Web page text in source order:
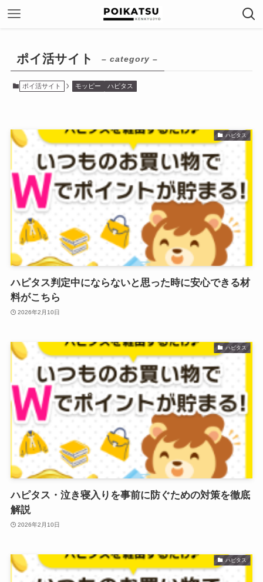
ポイ活サイト – category –
ポイ活サイト モッピー ハピタス
ハピタス
ハピタス判定中にならないと思った時に安心できる材
料がこちら
2026年2月10日
ハピタス
ハピタス・泣き寝入りを事前に防ぐための対策を徹底
解説
2026年2月10日
ハピタス